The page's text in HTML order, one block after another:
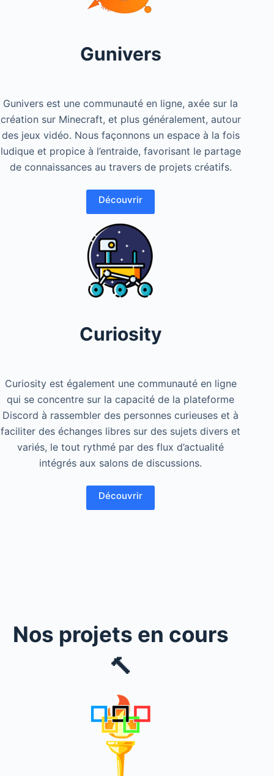
Gunivers
Gunivers est une communauté en ligne, axée sur la
création sur Minecraft, et plus généralement, autour
des jeux vidéo. Nous façonnons un espace à la fois
ludique et propice à l’entraide, favorisant le partage
de connaissances au travers de projets créatifs.
Découvrir
Curiosity
Curiosity est également une communauté en ligne
qui se concentre sur la capacité de la plateforme
Discord à rassembler des personnes curieuses et à
faciliter des échanges libres sur des sujets divers et
variés, le tout rythmé par des flux d’actualité
intégrés aux salons de discussions.
Découvrir
Nos projets en cours
🔨